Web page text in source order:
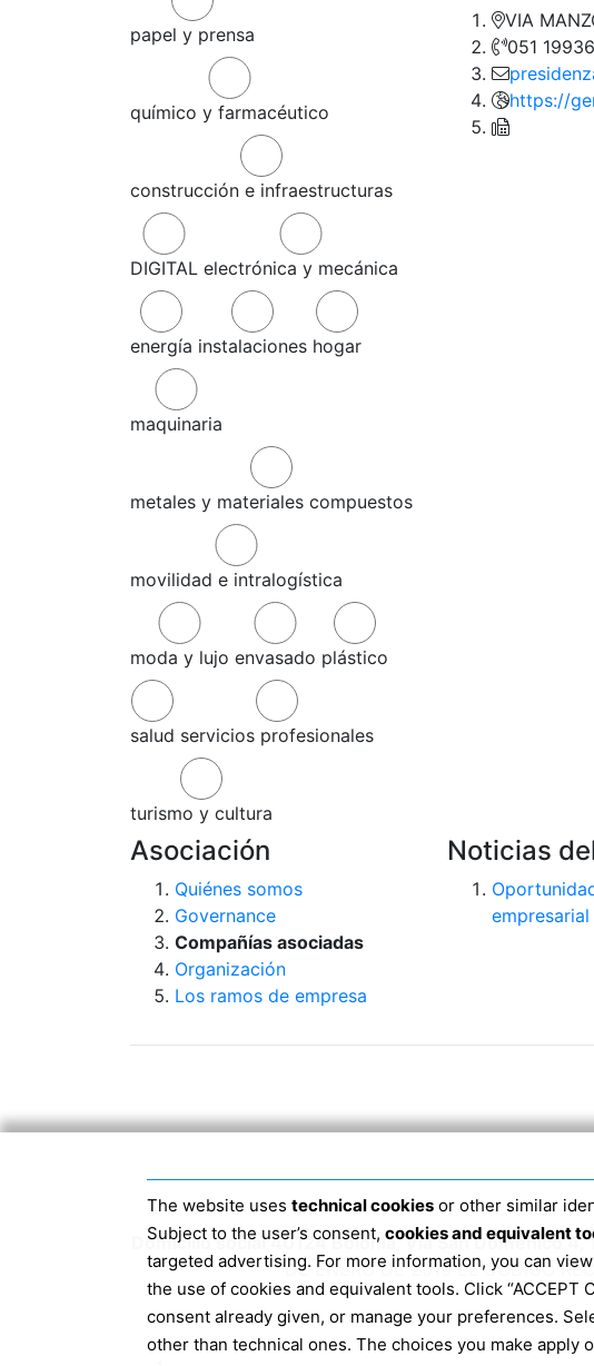
papel y prensa
químico y farmacéutico
construcción e infraestructuras
DIGITAL electrónica y mecánica
energía instalaciones hogar
maquinaria
metales y materiales compuestos
movilidad e intralogística
moda y lujo envasado plástico
salud servicios profesionales
turismo y cultura
VIA
051
https://
Asociación
Quiénes somos
Governance
Compañías asociadas
Organización
Los ramos de empresa
Noticias
empresarial
Domicilio social 40124 Bolonia, Via San Domenico
DE ENERO DE 2019 EL CÓDIGO
The website uses technical cookies or other similar
Subject to the user’s consent, cookies and equivalent
targeted advertising. For more information, you can
the use of cookies and equivalent tools. Click
consent already given, or manage your preferences.
other than technical ones. The choices you make